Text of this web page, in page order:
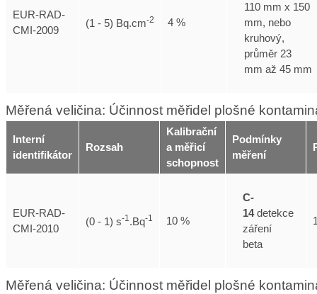
EUR-RAD-
CMI-2009
(1 - 5) Bq.cm-2 4 %
110 mm x 150
mm, nebo
kruhový,
průměr 23
mm až 45 mm
Měřená veličina: Účinnost měřidel plošné
Interní
identifikátor
Rozsah
Kalibrační
a měřicí
schopnost
Podmínky
měření
EUR-RAD-
CMI-2010
(0 - 1) s-1.Bq-1 10 %
C-
14detekce
záření
beta
Měřená veličina: Účinnost měřidel plošné